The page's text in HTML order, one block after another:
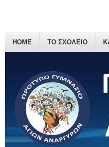
HOME ΤΟ ΣΧΟΛΕΙΟ